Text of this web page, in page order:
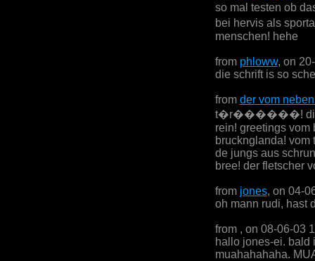
so mal testen ob
bei hervis als
menschen! hehe
from phloww, on
die schrift is so
from der vom
t�r������! die
rein! greetings vom
brucknglanda! vom
de jungs aus
bree! der fletscher
from jones, on 04-
oh mann rudi, hast
from , on 08-06-03
hallo jones-ei. bald
muahahahaha.